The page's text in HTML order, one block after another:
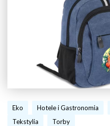
Eko Hotele i Gastronomia
Tekstylia
Torby